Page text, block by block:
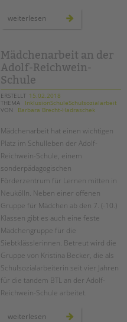
weiterlesen
im
system
schule
Mädchenarbeit an der
Adolf-Reichwein-
Schule
ERSTELLT 15.02.2018
THEMA
InklusionSchuleSchulsozialarbeit
VON
Barbara Brecht-Hadraschek
Mädchenarbeit hat einen wichtigen
Platz im Schulleben der Adolf-
Reichwein-Schule, einem
sonderpädagogischen
Förderzentrum für Lernen mitten in
Neukölln. Neben einer offenen
Gruppe für Mädchen ab den 7. (-10.)
Klassen gibt es auch eine feste
Mädchengruppe für die
Siebtklässlerinnen. Betreut wird die
Gruppe von Kristina Becker, die als
Schulsozialarbeiterin seit vier Jahren
für die tandem BTL an der Adolf-
Reichwein-Schule arbeitet.
weiterlesen mädchenarbeit